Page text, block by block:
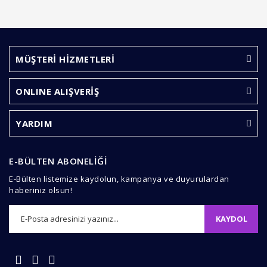
MÜŞTERİ HİZMETLERİ
ONLINE ALIŞVERİŞ
YARDIM
E-BÜLTEN ABONELİĞİ
E-Bülten listemize kaydolun, kampanya ve duyurulardan
haberiniz olsun!
KAYDOL